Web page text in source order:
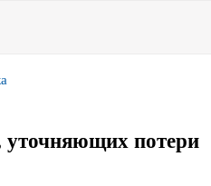
потери